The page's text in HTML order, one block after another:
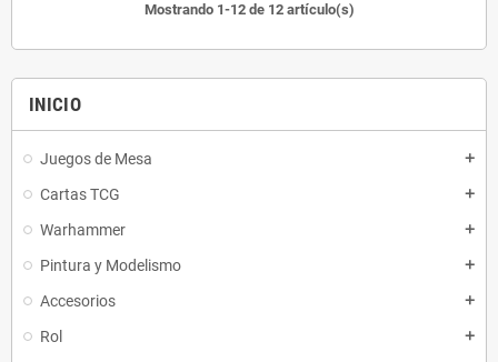
INICIO
Juegos de Mesa add
Cartas TCG add
Warhammer add
Pintura y Modelismo add
Accesorios add
Rol add
Mostrando 1-12 de 12 artículo(s)